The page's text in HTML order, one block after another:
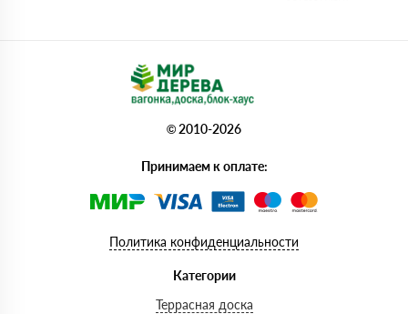
© 2010-2026
Принимаем к оплате:
Политика конфиденциальности
Категории
Террасная доска